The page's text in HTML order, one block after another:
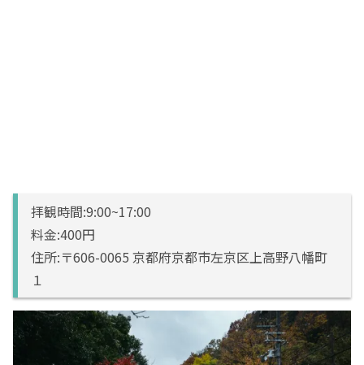
拝観時間:9:00~17:00
料金:400円
住所:〒606-0065 京都府京都市左京区上高野八幡町
１